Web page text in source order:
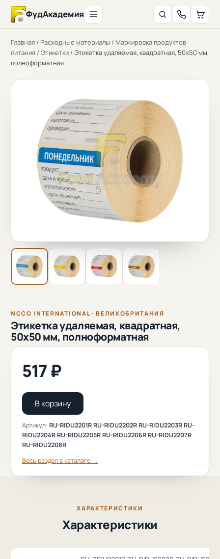
ФудАкадемия
Главная / Расходные материалы / Маркировка продуктов
питания / Этикетки / Этикетка удаляемая, квадратная, 50x50 мм,
полноформатная
NCCO INTERNATIONAL · ВЕЛИКОБРИТАНИЯ
Этикетка удаляемая, квадратная,
50x50 мм, полноформатная
517 ₽
В корзину
Артикул: RU-RIDU2201R RU-RIDU2202R RU-RIDU2203R RU-
RIDU2204R RU-RIDU2205R RU-RIDU2206R RU-RIDU2207R
RU-RIDU2208R
Весь раздел в каталоге →
ХАРАКТЕРИСТИКИ
Характеристики